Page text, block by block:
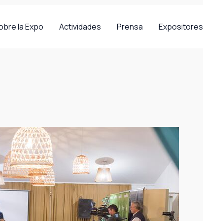
la Expo Actividades Prensa Expositores